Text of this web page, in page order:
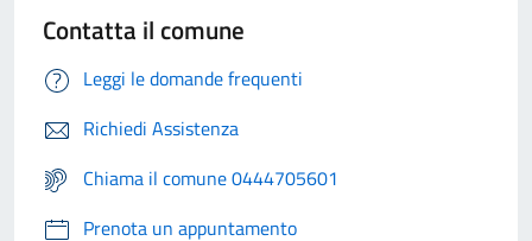
Contatta il comune
Leggi le domande frequenti
Richiedi Assistenza
Chiama il comune 0444705601
Prenota un appuntamento